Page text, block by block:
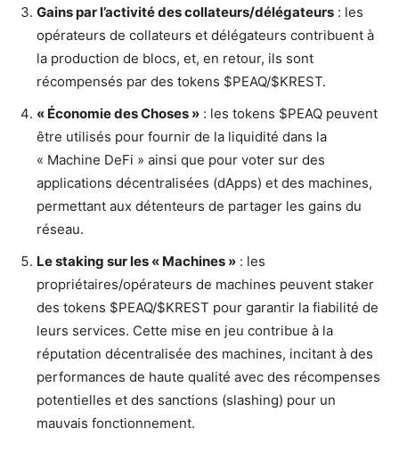
Gains par l’activité des collateurs/délégateurs : les
opérateurs de collateurs et délégateurs contribuent à
la production de blocs, et, en retour, ils sont
récompensés par des tokens $PEAQ/$KREST.
« Économie des Choses » : les tokens $PEAQ peuvent
être utilisés pour fournir de la liquidité dans la
« Machine DeFi » ainsi que pour voter sur des
applications décentralisées (dApps) et des machines,
permettant aux détenteurs de partager les gains du
réseau.
Le staking sur les « Machines » : les
propriétaires/opérateurs de machines peuvent staker
des tokens $PEAQ/$KREST pour garantir la fiabilité de
leurs services. Cette mise en jeu contribue à la
réputation décentralisée des machines, incitant à des
performances de haute qualité avec des récompenses
potentielles et des sanctions (slashing) pour un
mauvais fonctionnement.